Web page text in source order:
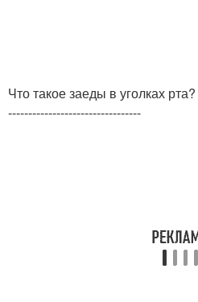
Что такое заеды в уголках рта?
---------------------------------